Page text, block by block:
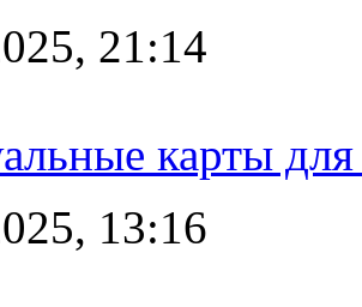
21:14
карты
13:16